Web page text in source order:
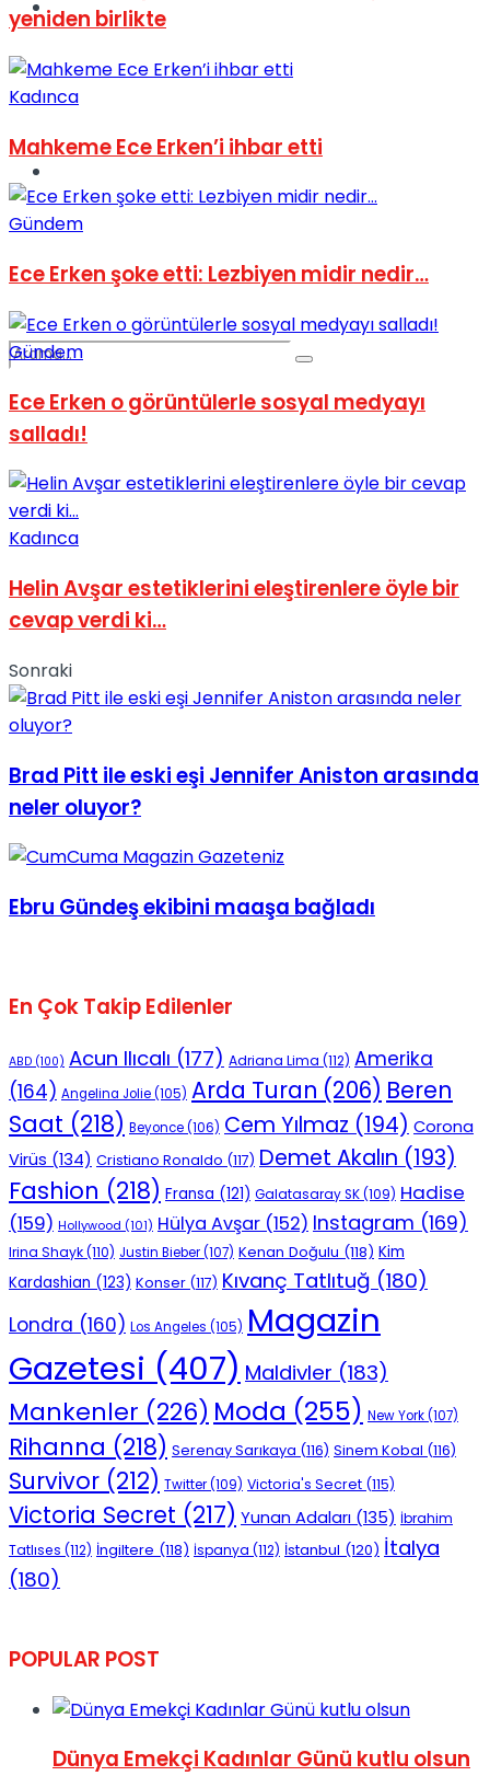
Spor
No Result
View All Result
yeniden birlikte
Kadınca
Mahkeme Ece Erken’i ihbar etti
Gündem
Ece Erken şoke etti: Lezbiyen midir nedir…
Gündem
Ece Erken o görüntülerle sosyal medyayı
salladı!
Kadınca
Helin Avşar estetiklerini eleştirenlere öyle bir
cevap verdi ki…
Sonraki
Brad Pitt ile eski eşi Jennifer Aniston arasında
neler oluyor?
Ebru Gündeş ekibini maaşa bağladı
En Çok Takip Edilenler
ABD (100) Acun Ilıcalı (177) Adriana Lima (112) Amerika
(164) Angelina Jolie(105) Arda Turan (206) Beren
Saat (218) Beyonce(106) Cem Yılmaz (194) Corona
Virüs (134) Cristiano Ronaldo (117) Demet Akalın (193)
Fashion (218) Fransa (121) Galatasaray SK(109) Hadise
(159) Hollywood (101) Hülya Avşar (152) Instagram (169)
Irina Shayk(110) Justin Bieber(107) Kenan Doğulu (118) Kim
Kardashian (123) Konser (117) Kıvanç Tatlıtuğ (180)
Londra (160) Los Angeles (105) Magazin
Gazetesi (407) Maldivler (183)
Mankenler (226) Moda (255) New York(107)
Rihanna (218) Serenay Sarıkaya (116) Sinem Kobal (116)
Survivor (212) Twitter(109) Victoria's Secret (115)
Victoria Secret (217) Yunan Adaları (135) İbrahim
Tatlıses (112) İngiltere (118) İspanya (112) İstanbul (120) İtalya
(180)
POPULAR POST
Dünya Emekçi Kadınlar Günü kutlu olsun